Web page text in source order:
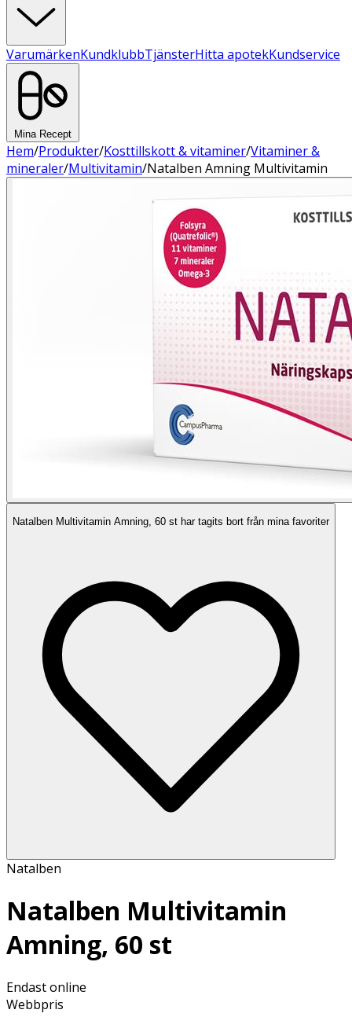
VarumärkenKundklubbTjänsterHitta apotekKundservice
Mina Recept
Hem/Produkter/Kosttillskott & vitaminer/Vitaminer &
mineraler/Multivitamin/Natalben Amning Multivitamin
Natalben Multivitamin Amning, 60 st har tagits bort från mina favoriter
Natalben
Natalben Multivitamin
Amning, 60 st
Endast online
Webbpris